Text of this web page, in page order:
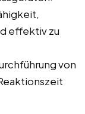
effektiv zu
von